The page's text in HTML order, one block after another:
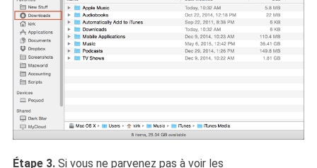
Étape 3.Si vous ne parvenez pas à voir les